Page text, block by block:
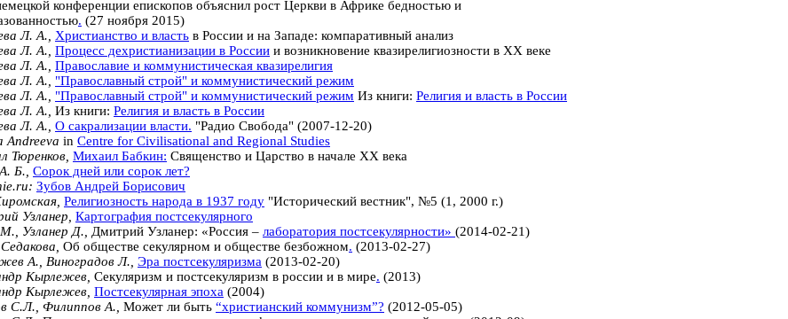
конференции епископов объяснил рост Церкви в Африке бедностью и
. (27 ноября 2015)
Л. А.,
Христианство и власть в России и на Западе: компаративный анализ
Л. А., Процесс дехристианизации в России и возникновение квазирелигиозности в XX веке
Л. А., Православие и коммунистическая квазирелигия
Л. А.,
"Православный строй" и коммунистический режим
Л. А.,
"Православный строй" и коммунистический режим Из книги: Религия и власть в России
Л. А., Из книги: Религия и власть в России
Л. А., О сакрализации власти. "Радио Свобода" (2007-12-20)
Andreeva in Centre for Civilisational and Regional Studies
Тюренков, Михаил Бабкин: Священство и Царство в начале XX века
Б., Сорок дней или сорок лет?
Зубов Андрей Борисович
Религиозность народа в 1937 году "Исторический вестник", №5 (1, 2000 г.)
Узланер, Картография постсекулярного
Узланер Д.,
Дмитрий Узланер: «Россия – лаборатория постсекулярности» (2014-02-21)
Об обществе секулярном и обществе безбожном. (2013-02-27)
А., Виноградов Л., Эра постсекуляризма (2013-02-20)
Кырлежев, Секуляризм и постсекуляризм в россии и в мире. (2013)
Кырлежев, Постсекулярная эпоха (2004)
С.Л., Филиппов А., Может ли быть “христианский коммунизм”? (2012-05-05)